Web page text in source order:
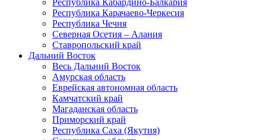
Республика Кабардино-Балкария
Республика Карачаево-Черкесия
Республика Чечня
Северная Осетия – Алания
Ставропольский край
Дальний Восток
Весь Дальний Восток
Амурская область
Еврейская автономная область
Камчатский край
Магаданская область
Приморский край
Республика Саха (Якутия)